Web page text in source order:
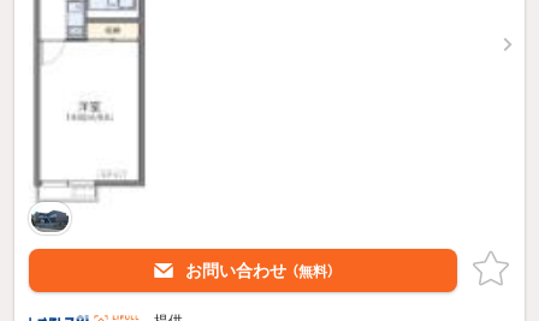
お問い合わせ （無料）